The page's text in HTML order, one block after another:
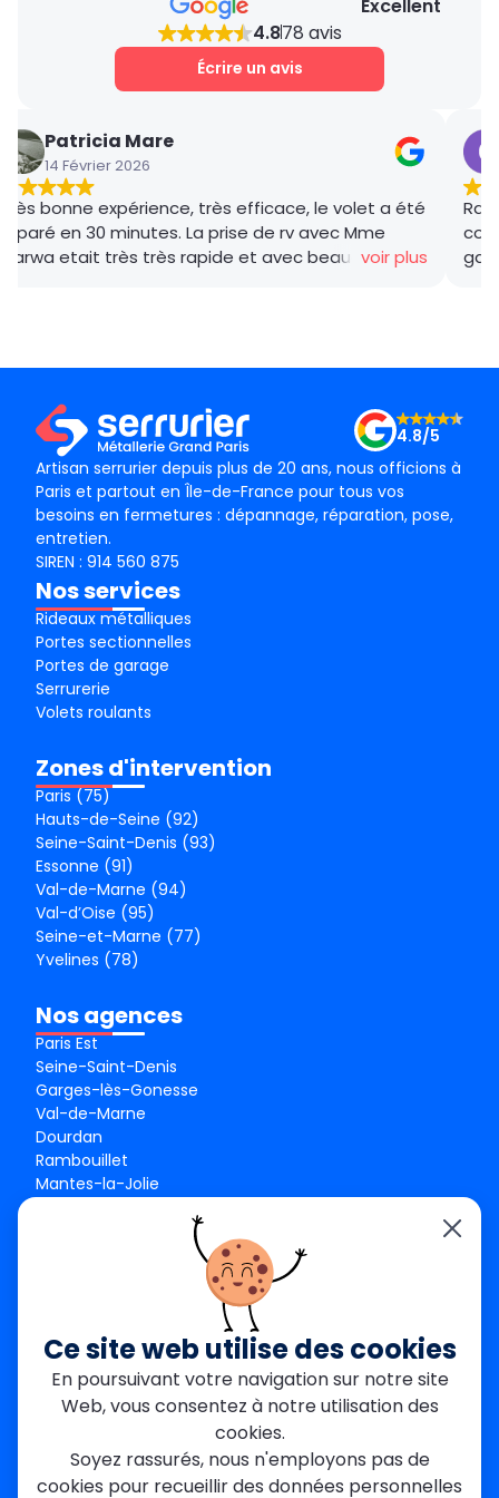
peut être préférable de remplacer la porte
de garage par un modèle plus fiable et
Excellent
4.878 avis
Écrire un avis
Patricia Mare
14 Février 2026
Très bonne expérience, très efficace, le volet a été
réparé en 30 minutes. La prise de rv avec Mme
Marwa etait très très rapide et avec beaucoup de
voir plus
Artisan serrurier depuis plus de 20 ans, nous officions à
Paris et partout en Île-de-France pour tous vos
besoins en fermetures : dépannage, réparation, pose,
entretien.
4.8/5
SIREN : 914 560 875
Nos services
Rideaux métalliques
Portes sectionnelles
Portes de garage
Serrurerie
Volets roulants
Zones d'intervention
Paris (75)
Hauts-de-Seine (92)
Seine-Saint-Denis (93)
Essonne (91)
Val-de-Marne (94)
Val-d’Oise (95)
Seine-et-Marne (77)
Yvelines (78)
Nos agences
Paris Est
Seine-Saint-Denis
Garges-lès-Gonesse
Val-de-Marne
Dourdan
Rambouillet
Mantes-la-Jolie
contact@metallerie-grand-paris.com
46 bis Av. du Maine, 75015 Paris
Mentions légales
Politique De Confidentialité
Cookies
CGV
Engagements Clients
Ce site web utilise des cookies
En poursuivant votre navigation sur notre site
Web, vous consentez à notre utilisation des
cookies.
Soyez rassurés, nous n'employons pas de
cookies pour recueillir des données personnelles